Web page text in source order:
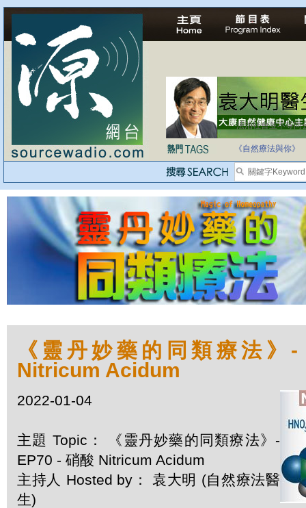
法治社會並不等同
自家教育合法化-
《自然療法與你》
《靈丹妙藥的同類療法》-
Nitricum Acidum
2022-01-04
主題 Topic： 《靈丹妙藥的同類療法》-
EP70 - 硝酸 Nitricum Acidum
主持人 Hosted by： 袁大明 (自然療法醫
生)